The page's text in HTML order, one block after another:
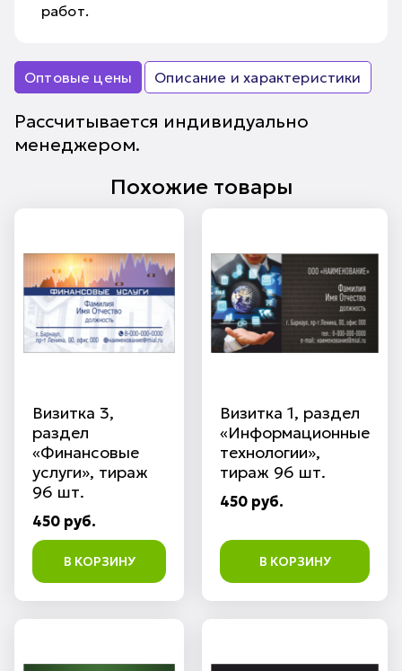
работ.
Оптовые цены Описание и характеристики
Рассчитывается индивидуально
менеджером.
Похожие товары
Визитка 3,
раздел
«Финансовые
услуги», тираж
96 шт.
450 руб.
В КОРЗИНУ
Визитка 1, раздел
«Информационные
технологии»,
тираж 96 шт.
450 руб.
В КОРЗИНУ